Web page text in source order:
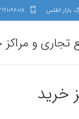
بازار اطلس
تجاری و مراکز
خرید